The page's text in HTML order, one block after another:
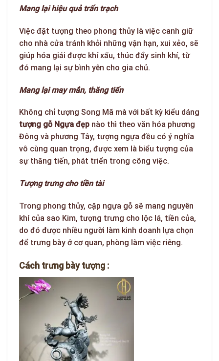
Mang lại hiệu quả trấn trạch
Việc đặt tượng theo phong thủy là việc canh giữ
cho nhà cửa tránh khỏi những vận hạn, xui xẻo, sẽ
giúp hóa giải được khí xấu, thúc đẩy sinh khí, từ
đó mang lại sự bình yên cho gia chủ.
Mang lại may mắn, thăng tiến
Không chỉ tượng Song Mã mà với bất kỳ kiểu dáng
tượng gỗ Ngựa đẹp nào thì theo văn hóa phương
Đông và phương Tây, tượng ngựa đều có ý nghĩa
vô cùng quan trọng, được xem là biểu tượng của
sự thăng tiến, phát triển trong công việc.
Tượng trưng cho tiền tài
Trong phong thủy, cặp ngựa gỗ sẽ mang nguyên
khí của sao Kim, tượng trưng cho lộc lá, tiền của,
do đó được nhiều người làm kinh doanh lựa chọn
để trưng bày ở cơ quan, phòng làm việc riêng.
Cách trưng bày tượng :